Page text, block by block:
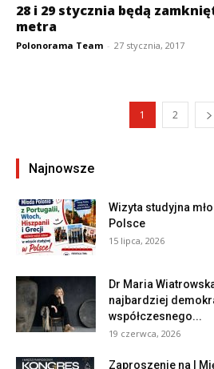
28 i 29 stycznia będą
metra
Polonorama Team - 27 stycznia, 2017
1 2
Najnowsze
Wizyta studyjna
Polsce
15 lipca, 2026
Dr Maria
najbardziej
współczesnego...
19 czerwca, 2026
Zaproszenie na I